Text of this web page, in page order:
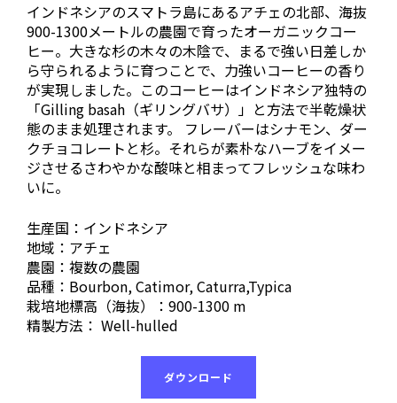
インドネシアのスマトラ島にあるアチェの北部、海抜
900-1300メートルの農園で育ったオーガニックコー
ヒー。大きな杉の木々の木陰で、まるで強い日差しか
ら守られるように育つことで、力強いコーヒーの香り
が実現しました。このコーヒーはインドネシア独特の
「Gilling basah（ギリングバサ）」と方法で半乾燥状
態のまま処理されます。 フレーバーはシナモン、ダー
クチョコレートと杉。それらが素朴なハーブをイメー
ジさせるさわやかな酸味と相まってフレッシュな味わ
いに。
生産国：インドネシア
地域：アチェ
農園：複数の農園
品種：Bourbon, Catimor, Caturra,Typica
栽培地標高（海抜）：900-1300 m
精製方法： Well-hulled
ダウンロード